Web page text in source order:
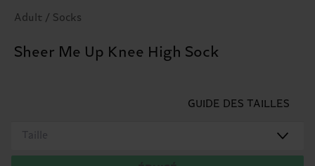
Adult / Socks
Sheer Me Up Knee High Sock
GUIDE DES TAILLES
Taille